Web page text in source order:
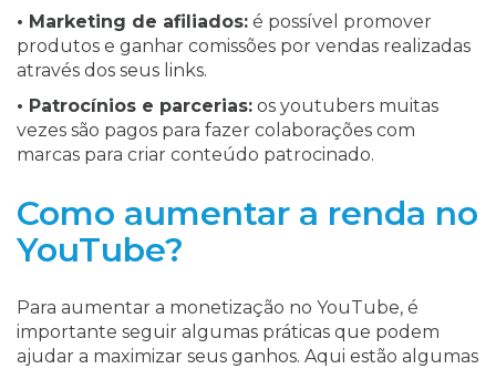
• Marketing de afiliados: é possível promover
produtos e ganhar comissões por vendas realizadas
através dos seus links.
• Patrocínios e parcerias: os youtubers muitas
vezes são pagos para fazer colaborações com
marcas para criar conteúdo patrocinado.
Como aumentar a renda no
YouTube?
Para aumentar a monetização no YouTube, é
importante seguir algumas práticas que podem
ajudar a maximizar seus ganhos. Aqui estão algumas